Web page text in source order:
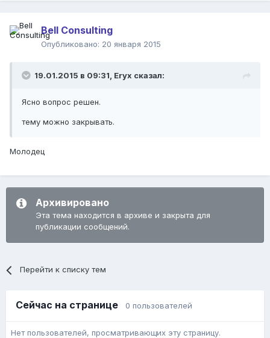
Bell Consulting
Опубликовано: 20 января 2015
19.01.2015 в 09:31, Eryx сказал:
Ясно вопрос решен.
тему можно закрывать.
Молодец
Архивировано
Эта тема находится в архиве и закрыта для
публикации сообщений.
Перейти к списку тем
Сейчас на странице 0 пользователей
Нет пользователей, просматривающих эту страницу.